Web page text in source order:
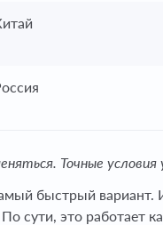
Точные
быстрый вариант.
сути, это работает